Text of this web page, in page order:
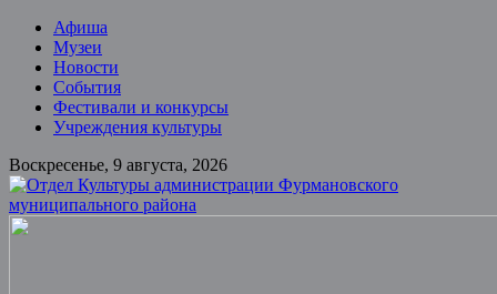
Skip
content
Афиша
Музеи
Новости
События
Фестивали и конкурсы
Учреждения культуры
Воскресенье, 9 августа, 2026